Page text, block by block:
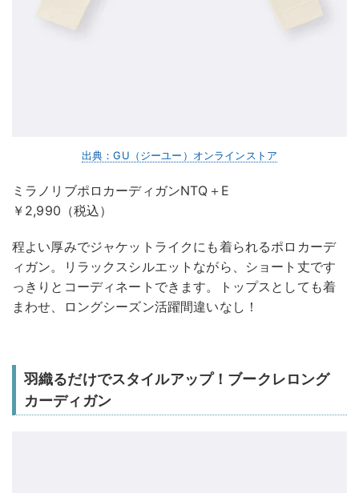
出典：GU（ジーユー）オンラインストア
ミラノリブポロカーディガンNTQ＋E
￥2,990（税込）
程よい厚みでジャケットライクにも着られるポロカーデ
ィガン。リラックスシルエットながら、ショート丈です
っきりとコーディネートできます。トップスとしても着
まわせ、ロングシーズン活躍間違いなし！
羽織るだけでスタイルアップ！ブークレロング
カーディガン